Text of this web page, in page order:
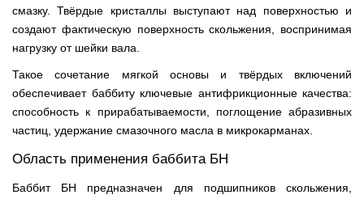
смазку. Твёрдые кристаллы выступают над поверхностью и
создают фактическую поверхность скольжения, воспринимая
нагрузку от шейки вала.
Такое сочетание мягкой основы и твёрдых включений
обеспечивает баббиту ключевые антифрикционные качества:
способность к прирабатываемости, поглощение абразивных
частиц, удержание смазочного масла в микрокарманах.
Область применения баббита БН
Баббит БН предназначен для подшипников скольжения,